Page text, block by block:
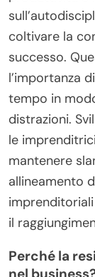
coltivare la
successo.
l’importanza
tempo in
distrazioni.
le
mantenere
allineamento
il
Perché la